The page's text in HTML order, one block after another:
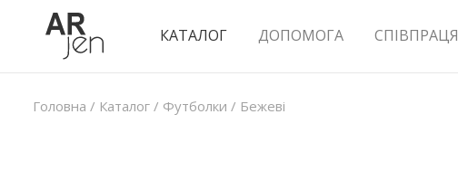
КАТАЛОГ ДОПОМОГА СПІВПРАЦЯ
Головна / Каталог / Футболки / Бежеві